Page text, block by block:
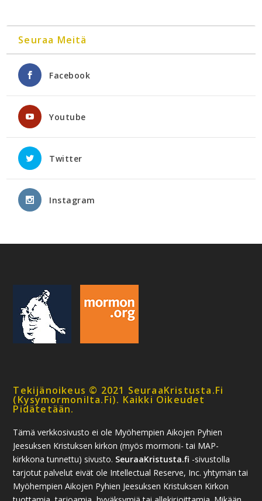
Seuraa Meitä
Facebook
Youtube
Twitter
Instagram
Tekijänoikeus © 2021 SeuraaKristusta.fi
(kysymormonilta.fi). Kaikki Oikeudet
Pidätetään.
Tämä verkkosivusto ei ole Myöhempien Aikojen Pyhien
Jeesuksen Kristuksen kirkon (myös mormoni- tai MAP-
kirkkona tunnettu) sivusto. SeuraaKristusta.fi -sivustolla
tarjotut palvelut eivät ole Intellectual Reserve, Inc. yhtymän tai
Myöhempien Aikojen Pyhien Jeesuksen Kristuksen Kirkon